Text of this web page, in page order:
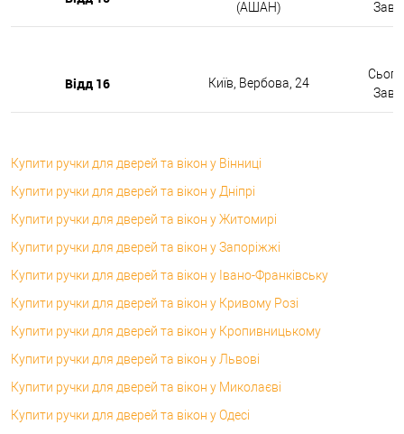
(АШАН)
Відд 16 Київ, Вербова, 24
Купити ручки для дверей та вікон у Вінниці
Купити ручки для дверей та вікон у Дніпрі
Купити ручки для дверей та вікон у Житомирі
Купити ручки для дверей та вікон у Запоріжжі
Купити ручки для дверей та вікон у Івано-Франківську
Купити ручки для дверей та вікон у Кривому Розі
Купити ручки для дверей та вікон у Кропивницькому
Купити ручки для дверей та вікон у Львові
Купити ручки для дверей та вікон у Миколаєві
Купити ручки для дверей та вікон у Одесі